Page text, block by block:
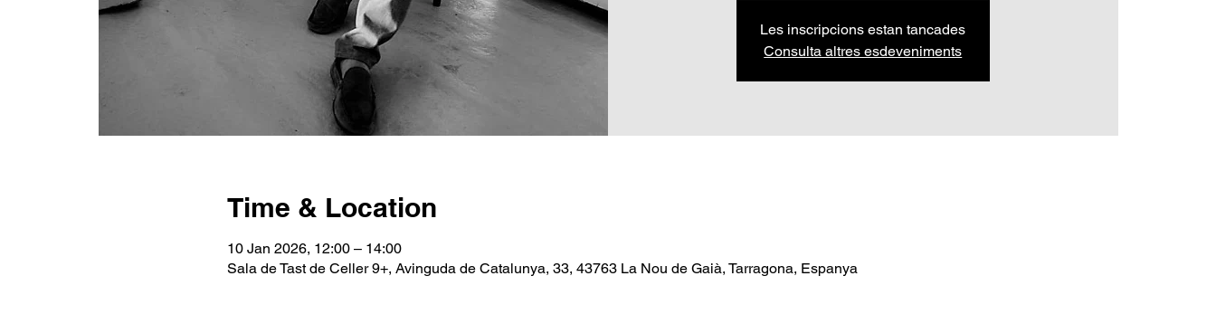
Les inscripcions estan tancades
Consulta altres esdeveniments
Time & Location
10 Jan 2026, 12:00 – 14:00
Sala de Tast de Celler 9+, Avinguda de Catalunya, 33, 43763 La Nou de Gaià, Tarragona, Espanya